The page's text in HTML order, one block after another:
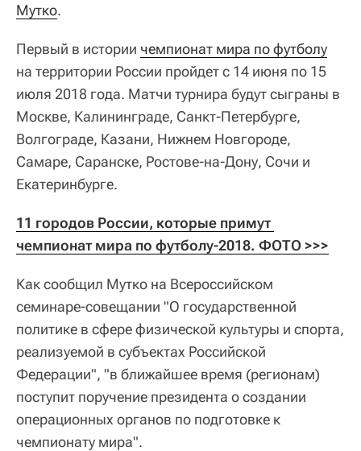
Мутко.
Первый в истории чемпионат мира по футболу
на территории России пройдет с 14 июня по 15
июля 2018 года. Матчи турнира будут сыграны в
Москве, Калининграде, Санкт-Петербурге,
Волгограде, Казани, Нижнем Новгороде,
Самаре, Саранске, Ростове-на-Дону, Сочи и
Екатеринбурге.
11 городов России, которые примут
чемпионат мира по футболу-2018. ФОТО >>>
Как сообщил Мутко на Всероссийском
семинаре-совещании "О государственной
политике в сфере физической культуры и спорта,
реализуемой в субъектах Российской
Федерации", "в ближайшее время (регионам)
поступит поручение президента о создании
операционных органов по подготовке к
чемпионату мира".